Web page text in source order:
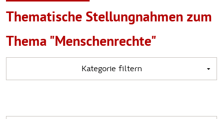
Thematische Stellungnahmen zum
Thema "Menschenrechte"
Kategorie filtern